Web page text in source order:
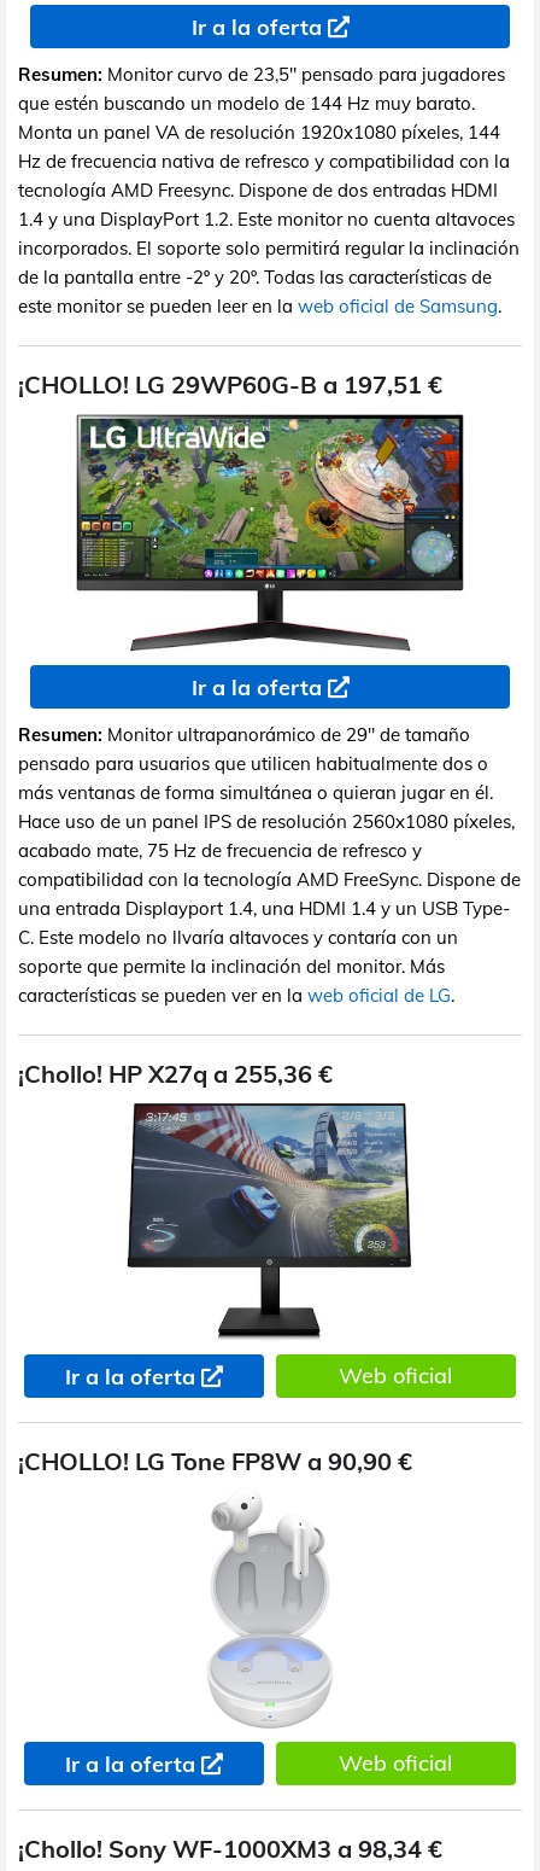
Ir a la oferta
Resumen: Monitor curvo de 23,5" pensado para jugadores
que estén buscando un modelo de 144 Hz muy barato.
Monta un panel VA de resolución 1920x1080 píxeles, 144
Hz de frecuencia nativa de refresco y compatibilidad con la
tecnología AMD Freesync. Dispone de dos entradas HDMI
1.4 y una DisplayPort 1.2. Este monitor no cuenta altavoces
incorporados. El soporte solo permitirá regular la inclinación
de la pantalla entre -2º y 20º. Todas las características de
este monitor se pueden leer en la web oficial de Samsung.
¡CHOLLO! LG 29WP60G-B a 197,51 €
Ir a la oferta
Resumen: Monitor ultrapanorámico de 29" de tamaño
pensado para usuarios que utilicen habitualmente dos o
más ventanas de forma simultánea o quieran jugar en él.
Hace uso de un panel IPS de resolución 2560x1080 píxeles,
acabado mate, 75 Hz de frecuencia de refresco y
compatibilidad con la tecnología AMD FreeSync. Dispone de
una entrada Displayport 1.4, una HDMI 1.4 y un USB Type-
C. Este modelo no llvaría altavoces y contaría con un
soporte que permite la inclinación del monitor. Más
características se pueden ver en la web oficial de LG.
¡Chollo! HP X27q a 255,36 €
Ir a la oferta Web oficial
¡CHOLLO! LG Tone FP8W a 90,90 €
Ir a la oferta Web oficial
¡Chollo! Sony WF-1000XM3 a 98,34 €